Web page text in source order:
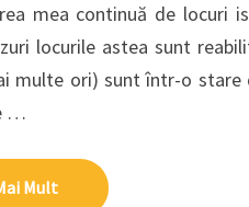
mea continuă de locuri
locurile astea sunt
multe ori) sunt într-o stare
…
MultMai Mult